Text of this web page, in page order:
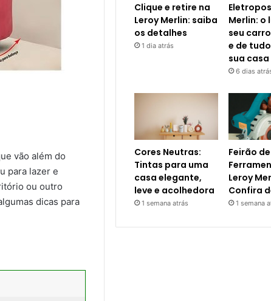
vão além do
para lazer e
ou outro
dicas para
Clique e retire na
Leroy Merlin: saiba
os detalhes
1 dia atrás
Merlin: o
seu
e de
sua
6 dias
Cores Neutras:
Tintas para uma
casa elegante,
leve e acolhedora
1 semana atrás
Feirão de
Leroy
Confira
1 semana